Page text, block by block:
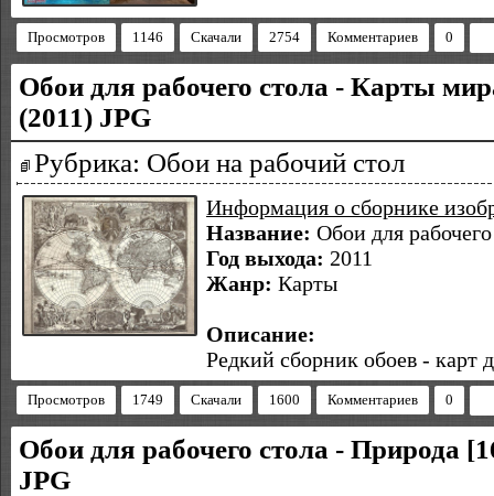
Просмотров 1146 Скачали 2754 Комментариев 0
Обои для рабочего стола - Карты
(2011) JPG
Рубрика: Обои на рабочий стол
Информация о сборнике
Название: Обои для
Год выхода: 2011
Жанр: Карты
Описание:
Редкий сборник обоев - карт
Просмотров 1749 Скачали 1600 Комментариев 0
Обои для рабочего стола - Природа
JPG